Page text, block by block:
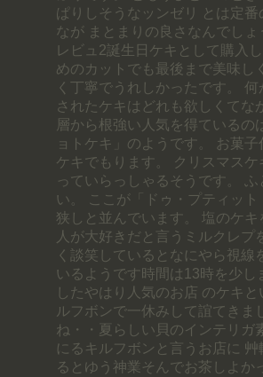
ぱりしそうなッンゼリ とは定
なが まとまりの良さなんでし
レビュ2誕生日ケキとして購入
めのカットでも最後まで美味し
く丁寧でうれしかったです。
されたケキはどれも欲しくてな
層から根強い人気を得ている
ョトケキ」のようです。 お菓
ケキでもります。 クリスマス
っていらっしゃるそうです。
い。 ここが「ドゥ・プティッ
狭しと並んでいます。 塩のケ
人が大好きだと言うミルクレ
く談笑しているとなにやら視
いるようです時間は13時を少
したやはり人気のお店 のケキ
ルフボンで一休みして誼てきま
ね・・夏らしい貝のインテリガ
にるキルフボンと言うお店に
るとゆう神業そんでお茶しよか